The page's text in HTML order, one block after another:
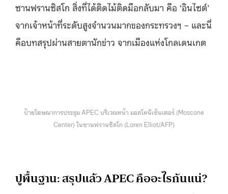
ซานฟรานซิสโก สิ่งที่ได้ติดไม้ติดมือกลับมา คือ ‘อินไซต์’
จากเจ้าหน้าที่ระดับสูงจำนวนมากของกระทรวงฯ – และนี่
คือบทสรุปผ่านสายตานักข่าว จากเมืองแห่งโกลเดนเกต
ป้ายโฆษณาการประชุม APEC บริเวณหน้า มอสโคนีเซ็นเตอร์ (Moscone
Center) ในซานฟรานซิสโก (Loren Elliot/AFP)
ปูพื้นฐาน: สรุปแล้ว APEC คืออะไรกันแน่?